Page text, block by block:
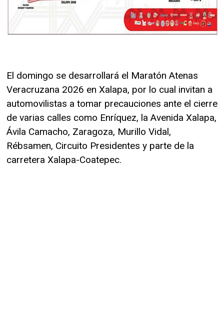
El domingo se desarrollará el Maratón Atenas
Veracruzana 2026 en Xalapa, por lo cual invitan a
automovilistas a tomar precauciones ante el cierre
de varias calles como Enríquez, la Avenida Xalapa,
Ávila Camacho, Zaragoza, Murillo Vidal,
Rébsamen, Circuito Presidentes y parte de la
carretera Xalapa-Coatepec.